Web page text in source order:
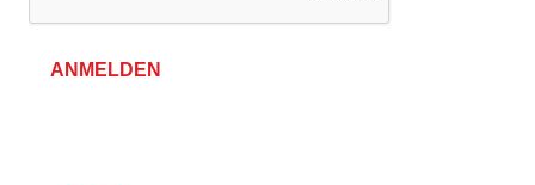
ANMELDEN